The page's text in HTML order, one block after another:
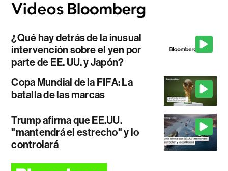
¿Qué hay detrás de la inusual
intervención sobre el yen por
parte de EE. UU. y Japón?
Copa Mundial de la FIFA: La
batalla de las marcas
Trump afirma que EE.UU.
"mantendrá el estrecho" y lo
controlará